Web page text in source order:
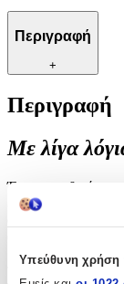
Υπεύθυνη χρήση
Περιγραφή
+
Περιγραφή
Με λίγα
Ένα μοναδικό
ξεχωρίζει για
αποχρώσεις,
"Little Man"
τέλεια επιλογή